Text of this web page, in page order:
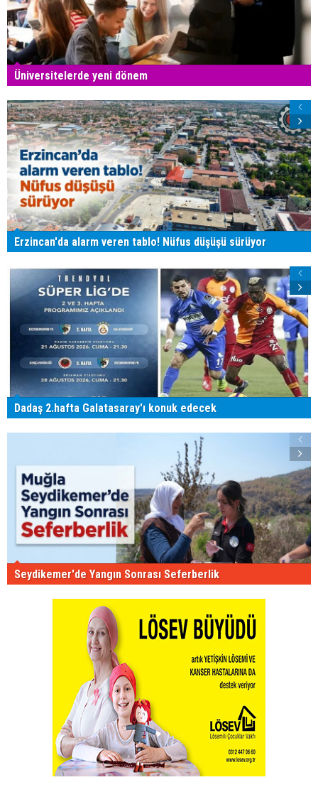
Üniversitelerde yeni dönem
Erzincan'da alarm veren tablo! Nüfus düşüşü sürüyor
Dadaş 2.hafta Galatasaray'ı konuk edecek
Seydikemer'de Yangın Sonrası Seferberlik